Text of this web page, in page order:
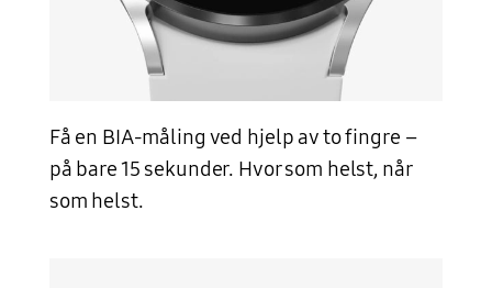
Få en BIA-måling ved hjelp av to fingre –
på bare 15 sekunder. Hvor som helst, når
som helst.